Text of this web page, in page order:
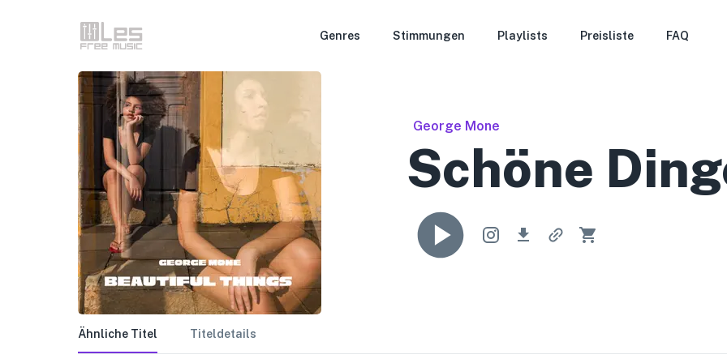
Genres Stimmungen Playlists Preisliste FAQ
George Mone
Schöne
Ähnliche Titel Titeldetails